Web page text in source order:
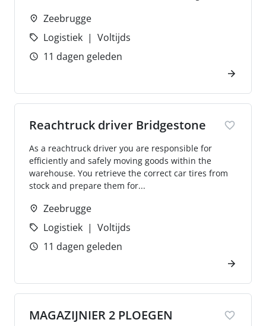
Zeebrugge
Logistiek
Voltijds
11 dagen geleden
Reachtruck driver Bridgestone
As a reachtruck driver you are responsible for
efficiently and safely moving goods within the
warehouse. You retrieve the correct car tires from
stock and prepare them for...
Zeebrugge
Logistiek
Voltijds
11 dagen geleden
MAGAZIJNIER 2 PLOEGEN